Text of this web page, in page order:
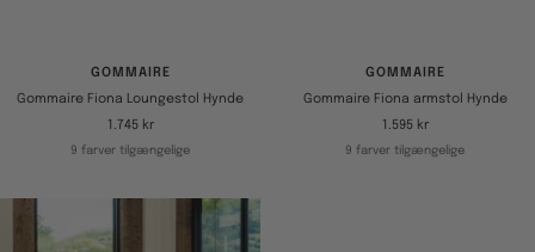
GOMMAIRE
Gommaire Fiona Loungestol Hynde
Tilbudspris
1.745 kr
9 farver tilgængelige
GOMMAIRE
Gommaire Fiona armstol Hynde
Tilbudspris
1.595 kr
9 farver tilgængelige